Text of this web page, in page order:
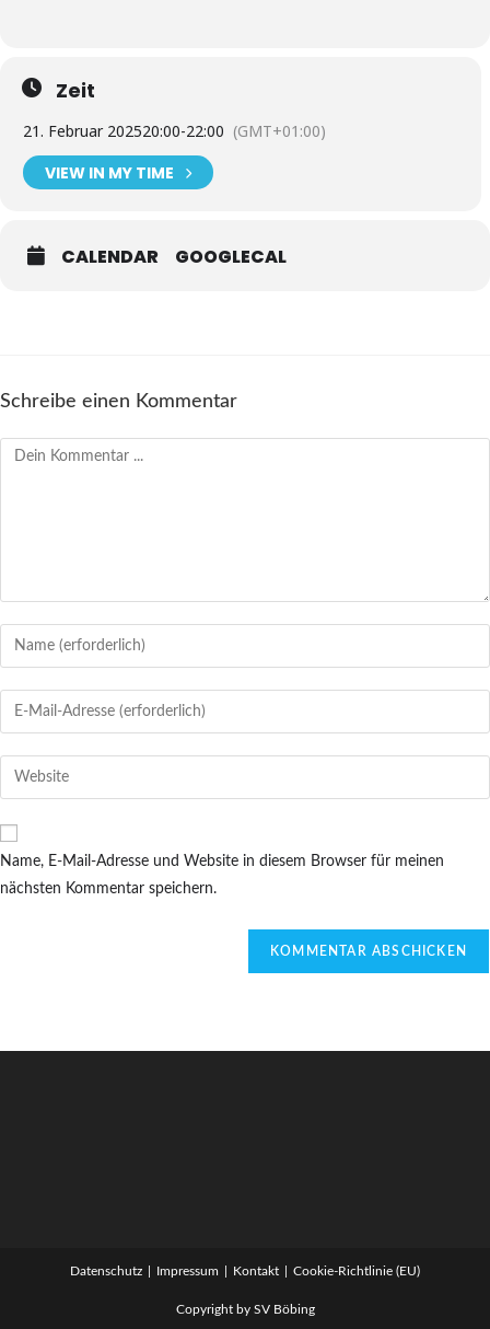
Zeit
21. Februar 202520:00-22:00 (GMT+01:00)
VIEW IN MY TIME
CALENDAR GOOGLECAL
Schreibe einen Kommentar
Kommentieren
Gib
deinen
Namen
oder
zum
Kommentieren
ein
Gib
deine
E-
Mail-
zum
Kommentieren
ein
Gib
deine
Website-
Name, E-Mail-Adresse und Website in diesem Browser für meinen
nächsten Kommentar speichern.
Datenschutz Impressum Kontakt Cookie-Richtlinie (EU)
Copyright by SV Böbing